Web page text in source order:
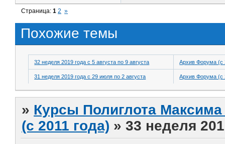
Страница:1 2 »
Похожие темы
32 неделя 2019 года с 5 августа по 9 августа Архив Форума (с
31 неделя 2019 года с 29 июля по 2 августа Архив Форума (с
» Курсы Полиглота
(с 2011 года) »33 неделя